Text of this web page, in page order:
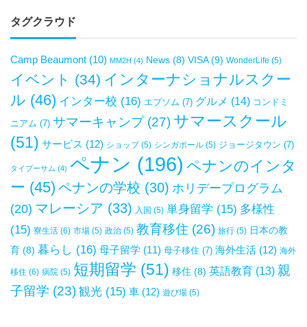
タグクラウド
Camp Beaumont (10) MM2H (4) News (8) VISA(9) WonderLife (5)
イベント (34) インターナショナルスクー
ル (46) インター校 (16) エプソム (7) グルメ (14) コンドミ
ニアム (7) サマーキャンプ(27) サマースクール
(51) サービス (12) ショップ(5) シンガポール (5) ジョージタウン (7)
タイプーサム (4) ペナン (196) ペナンのインタ
ー (45) ペナンの学校 (30) ホリデープログラム
(20) マレーシア (33) 入国 (5) 単身留学 (15) 多様性
(15) 寮生活 (6) 市場 (5) 政治 (5) 教育移住 (26) 旅行 (5) 日本の教
育 (8) 暮らし (16) 母子留学 (11) 母子移住 (7) 海外生活 (12) 海外
移住 (6) 病院 (5) 短期留学 (51) 移住 (8) 英語教育 (13) 親
子留学 (23) 観光 (15) 車 (12) 遊び場 (5)